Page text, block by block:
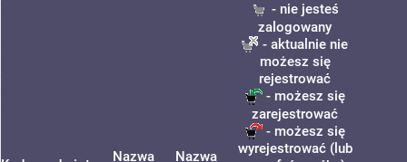
Nazwa
Nazwa
- nie jesteś
zalogowany
- aktualnie nie
możesz się
rejestrować
- możesz się
zarejestrować
- możesz się
wyrejestrować (lub